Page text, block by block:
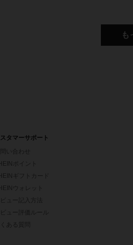
も
タマーサポート
問い合わせ
ポイント
ギフトカード
ウォレット
ビュー記入方法
ビュー評価ルール
くある質問